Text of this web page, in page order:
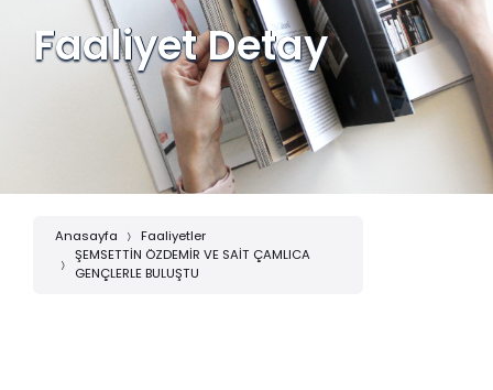
Faaliyet Detay
Anasayfa
Faaliyetler
ŞEMSETTİN ÖZDEMİR VE SAİT ÇAMLICA
GENÇLERLE BULUŞTU